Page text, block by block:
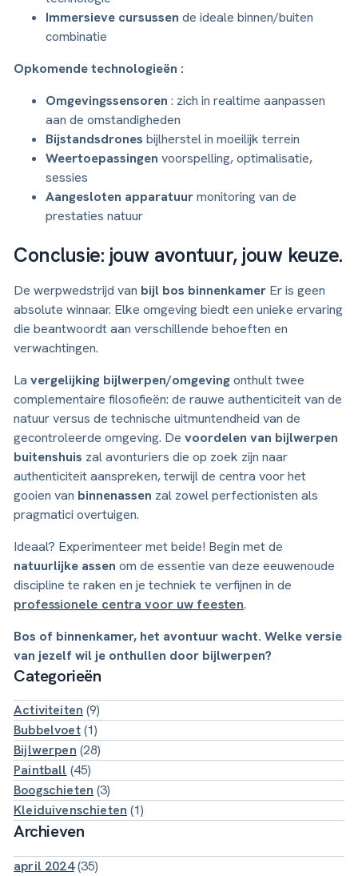
Immersieve cursussen de ideale binnen/buiten
combinatie
Opkomende technologieën :
Omgevingssensoren : zich in realtime aanpassen
aan de omstandigheden
Bijstandsdrones bijlherstel in moeilijk terrein
Weertoepassingen voorspelling, optimalisatie,
sessies
Aangesloten apparatuurmonitoring van de
prestaties natuur
Conclusie: jouw avontuur, jouw keuze.
De werpwedstrijd van bijl bos binnenkamer Er is geen
absolute winnaar. Elke omgeving biedt een unieke ervaring
die beantwoordt aan verschillende behoeften en
verwachtingen.
Lavergelijking bijlwerpen/omgevingonthult twee
complementaire filosofieën: de rauwe authenticiteit van de
natuur versus de technische uitmuntendheid van de
gecontroleerde omgeving. Devoordelen van bijlwerpen
buitenshuis zal avonturiers die op zoek zijn naar
authenticiteit aanspreken, terwijl de centra voor het
gooien van binnenassen zal zowel perfectionisten als
pragmatici overtuigen.
Ideaal? Experimenteer met beide! Begin met de
natuurlijke assen om de essentie van deze eeuwenoude
discipline te raken en je techniek te verfijnen in de
professionele centra voor uw feesten.
Bos of binnenkamer, het avontuur wacht. Welke versie
van jezelf wil je onthullen door bijlwerpen?
Categorieën
Activiteiten (9)
Bubbelvoet(1)
Bijlwerpen (28)
Paintball (45)
Boogschieten (3)
Kleiduivenschieten (1)
Archieven
april 2024(35)